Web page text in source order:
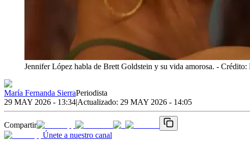
Jennifer López habla de Brett Goldstein y su vida amorosa. - Crédito:
María Fernanda SierraPeriodista
29 MAY 2026 - 13:34|Actualizado: 29 MAY 2026 - 14:05
Compartir
Únete a nuestro canal